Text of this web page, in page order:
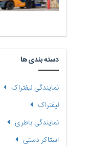
دسته بندی ها
نمایندگی لیفتراک
لیفتراک
نمایندگی باطری
استاکر دستی